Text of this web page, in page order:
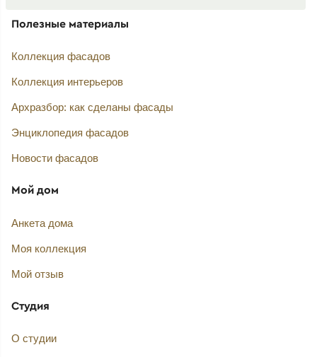
Полезные материалы
Коллекция фасадов
Коллекция интерьеров
Архразбор: как сделаны фасады
Энциклопедия фасадов
Новости фасадов
Мой дом
Анкета дома
Моя коллекция
Мой отзыв
Студия
О студии